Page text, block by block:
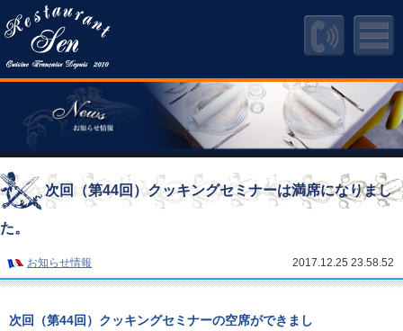
次回（第44回）クッキングセミナーは満席になりまし
た。
お知らせ情報 2017.12.25 23.58.52
次回（第44回）クッキングセミナーの空席ができまし